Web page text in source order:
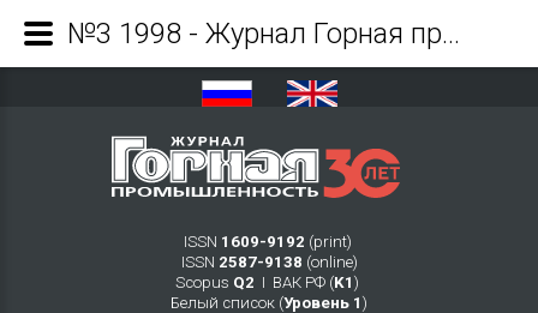
ISSN 1609-9192 (print)
ISSN 2587-9138 (online)
Scopus Q2 Ι ВАК РФ (K1 )
Белый список (Уровень 1 )
№3 1998 - Журнал Горная промышленность